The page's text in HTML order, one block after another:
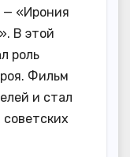
— «Ирония
В этой
роль
Фильм
и стал